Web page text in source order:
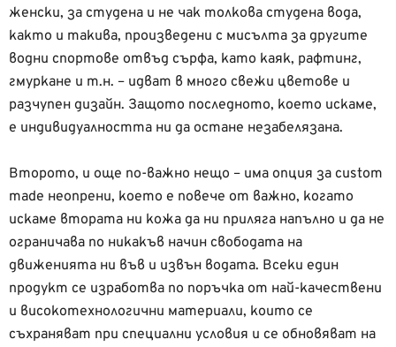
женски, за студена и не чак толкова студена вода,
както и такива, произведени с мисълта за другите
водни спортове отвъд сърфа, като каяк, рафтинг,
гмуркане и т.н. – идват в много свежи цветове и
разчупен дизайн. Защото последното, което искаме,
е индивидуалността ни да остане незабелязана.
Второто, и още по-важно нещо – има опция за custom
made неопрени, което е повече от важно, когато
искаме втората ни кожа да ни приляга напълно и да не
ограничава по никакъв начин свободата на
движенията ни във и извън водата. Всеки един
продукт се изработва по поръчка от най-качествени
и високотехнологични материали, които се
съхраняват при специални условия и се обновяват на